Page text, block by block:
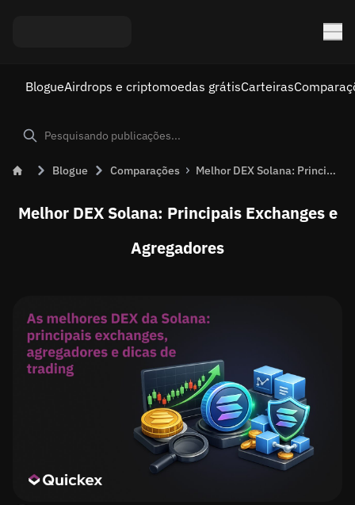
BlogueAirdrops e criptomoedas grátisCarteiras
Blogue Comparações Melhor DEX Solana: Principais Exchanges, Agregadores e Dicas de Negociação
Melhor DEX Solana: Principais Exchanges e
Agregadores